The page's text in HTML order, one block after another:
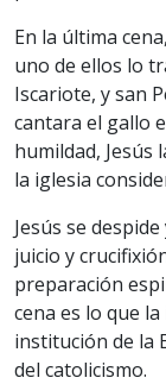
En la última
uno de ellos lo
Iscariote, y san
cantara el gallo
humildad, Jesús
la iglesia
Jesús se
juicio y
preparación
cena es lo que
institución de la
del catolicismo.